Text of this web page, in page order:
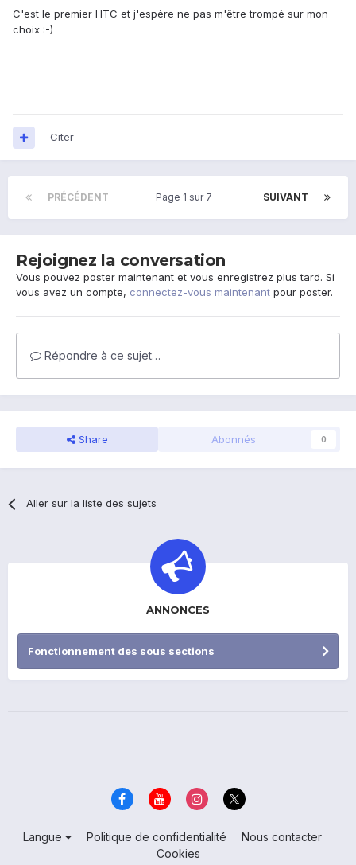
C'est le premier HTC et j'espère ne pas m'être trompé sur mon
choix :-)
Citer
PRÉCÉDENT SUIVANT
Page 1 sur 7
Rejoignez la conversation
Vous pouvez poster maintenant et vous enregistrez plus tard. Si
vous avez un compte, connectez-vous maintenant pour poster.
Répondre à ce sujet…
Share Abonnés 0
Aller sur la liste des sujets
ANNONCES
Fonctionnement des sous sections
Langue Politique de confidentialité
Nous contacter
Cookies